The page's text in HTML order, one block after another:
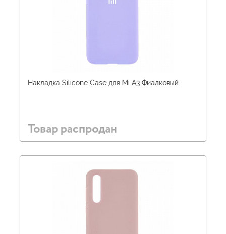
Накладка Silicone Case для Mi A3 Фиалковый
Товар распродан